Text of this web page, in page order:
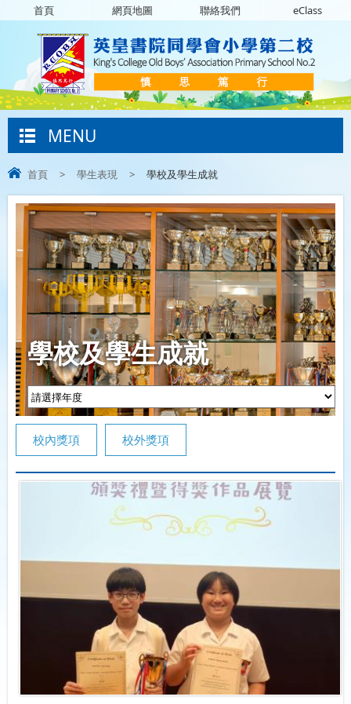
首頁 網頁地圖 聯絡我們 eClass
MENU
首頁 > 學生表現 > 學校及學生成就
學校及學生成就
校內獎項 校外獎項